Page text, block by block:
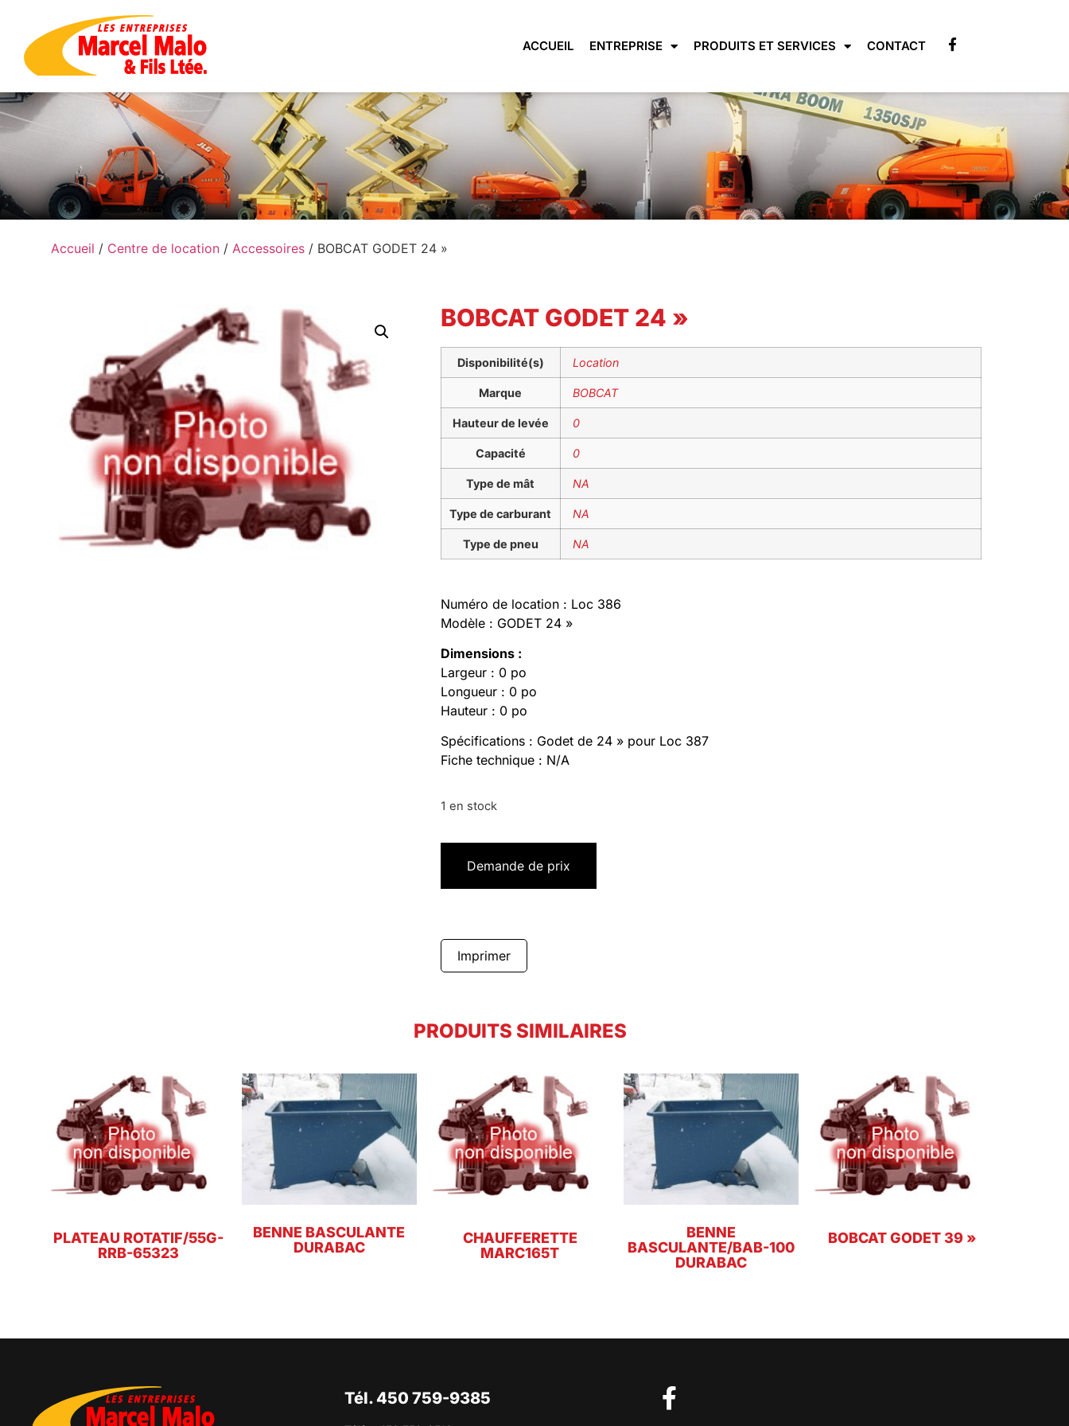
ACCUEIL ENTREPRISE PRODUITS ET SERVICES CONTACT
Accueil / Centre de location/ Accessoires/ BOBCAT GODET 24 »
BOBCAT GODET 24 »
Disponibilité(s) Location
Marque BOBCAT
Hauteur de levée 0
Capacité 0
Type de mât NA
Type de carburant NA
Type de pneu NA
Numéro de location : Loc 386
Modèle : GODET 24 »
Dimensions :
Largeur : 0 po
Longueur : 0 po
Hauteur : 0 po
Spécifications : Godet de 24 » pour Loc 387
Fiche technique : N/A
1 en stock
Demande de prix
Imprimer
PRODUITS SIMILAIRES
PLATEAU ROTATIF/55G-
RRB-65323
BENNE BASCULANTE
DURABAC
CHAUFFERETTE
MARC165T
BENNE
BASCULANTE/BAB-100
DURABAC
BOBCAT GODET 39 »
Tél. 450 759-9385